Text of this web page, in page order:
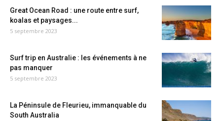
Great Ocean Road : une route entre surf,
koalas et paysages...
5 septembre 2023
Surf trip en Australie : les événements à ne
pas manquer
5 septembre 2023
La Péninsule de Fleurieu, immanquable du
South Australia